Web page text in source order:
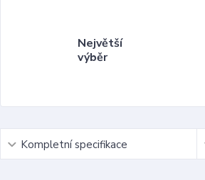
Největší
výběr
Kompletní specifikace